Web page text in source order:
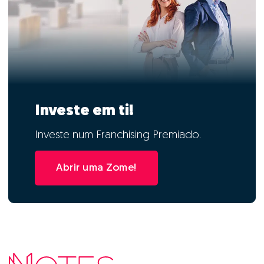
Investe em ti!
Investe num Franchising Premiado.
Abrir uma Zome!